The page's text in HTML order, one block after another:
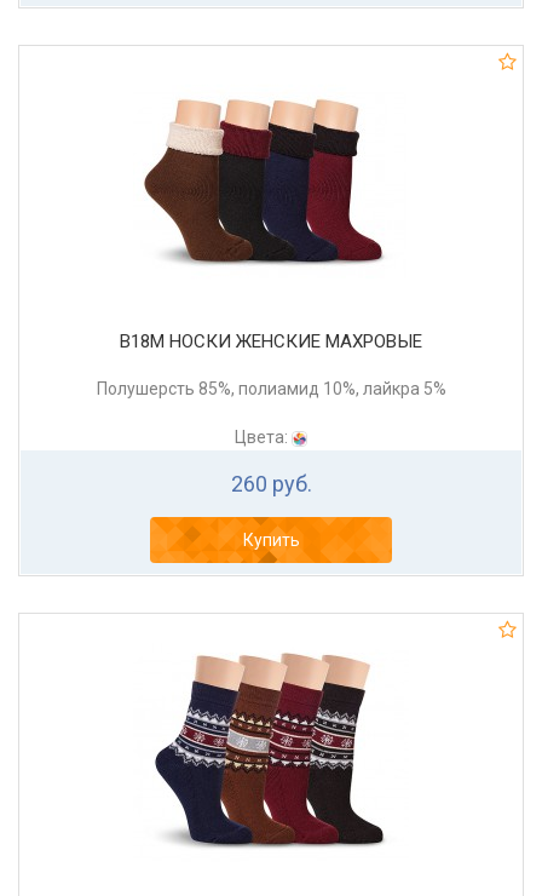
В18М НОСКИ ЖЕНСКИЕ МАХРОВЫЕ
Полушерсть 85%, полиамид 10%, лайкра 5%
Цвета:
260 руб.
Купить